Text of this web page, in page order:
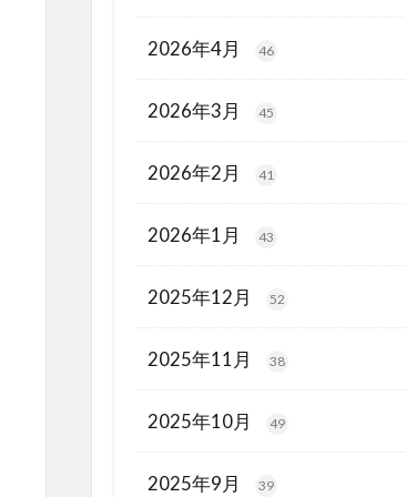
2026年4月 46
2026年3月 45
2026年2月 41
2026年1月 43
2025年12月 52
2025年11月 38
2025年10月 49
2025年9月 39